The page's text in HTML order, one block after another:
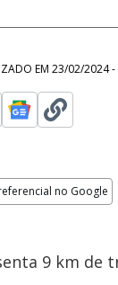
EM 23/02/2024 -
no Google
9 km de